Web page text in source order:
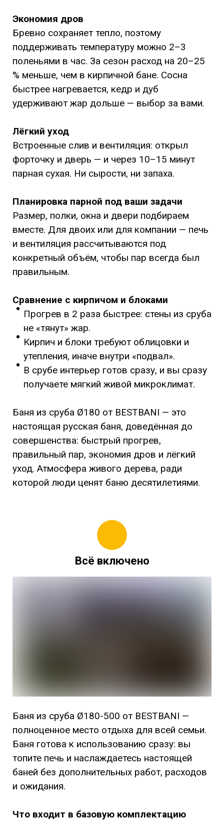
Экономия дров
Бревно сохраняет тепло, поэтому
поддерживать температуру можно 2–3
поленьями в час. За сезон расход на 20–25
% меньше, чем в кирпичной бане. Сосна
быстрее нагревается, кедр и дуб
удерживают жар дольше — выбор за вами.
Лёгкий уход
Встроенные слив и вентиляция: открыл
форточку и дверь — и через 10–15 минут
парная сухая. Ни сырости, ни запаха.
Планировка парной под ваши задачи
Размер, полки, окна и двери подбираем
вместе. Для двоих или для компании — печь
и вентиляция рассчитываются под
конкретный объём, чтобы пар всегда был
правильным.
Сравнение с кирпичом и блоками
Прогрев в 2 раза быстрее: стены из сруба
не «тянут» жар.
Кирпич и блоки требуют облицовки и
утепления, иначе внутри «подвал».
В срубе интерьер готов сразу, и вы сразу
получаете мягкий живой микроклимат.
Баня из сруба Ø180 от BESTBANI — это
настоящая русская баня, доведённая до
совершенства: быстрый прогрев,
правильный пар, экономия дров и лёгкий
уход. Атмосфера живого дерева, ради
которой люди ценят баню десятилетиями.
Всё включено
Баня из сруба Ø180-500 от BESTBANI —
полноценное место отдыха для всей семьи.
Баня готова к использованию сразу: вы
топите печь и наслаждаетесь настоящей
баней без дополнительных работ, расходов
и ожидания.
Что входит в базовую комплектацию